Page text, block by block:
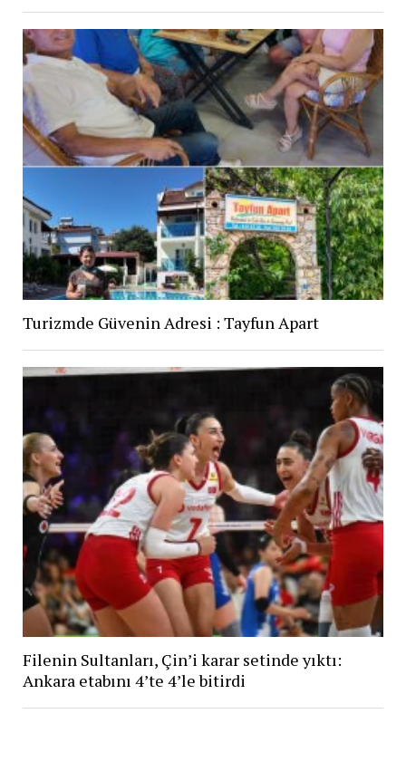
Turizmde Güvenin Adresi : Tayfun Apart
Filenin Sultanları, Çin’i karar setinde yıktı:
Ankara etabını 4’te 4’le bitirdi